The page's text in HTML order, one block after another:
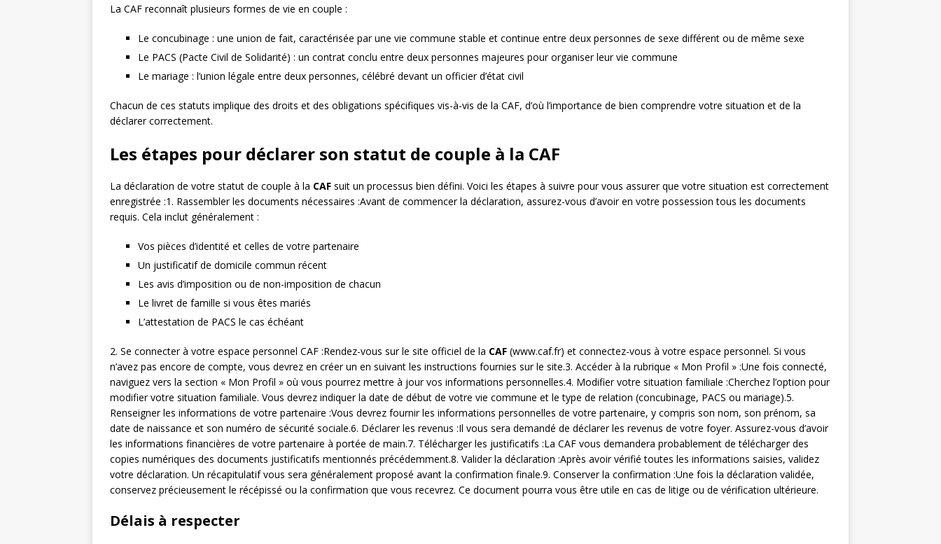
La CAF reconnaît plusieurs formes de vie en couple :
Le concubinage : une union de fait, caractérisée par une vie commune stable et continue entre deux personnes de sexe différent ou de même sexe
Le PACS (Pacte Civil de Solidarité) : un contrat conclu entre deux personnes majeures pour organiser leur vie commune
Le mariage : l’union légale entre deux personnes, célébré devant un officier d’état civil
Chacun de ces statuts implique des droits et des obligations spécifiques vis-à-vis de la CAF, d’où l’importance de bien comprendre votre situation et de la
déclarer correctement.
Les étapes pour déclarer son statut de couple à la CAF
La déclaration de votre statut de couple à la CAF suit un processus bien défini. Voici les étapes à suivre pour vous assurer que votre situation est correctement
enregistrée :1. Rassembler les documents nécessaires :Avant de commencer la déclaration, assurez-vous d’avoir en votre possession tous les documents
requis. Cela inclut généralement :
Vos pièces d’identité et celles de votre partenaire
Un justificatif de domicile commun récent
Les avis d’imposition ou de non-imposition de chacun
Le livret de famille si vous êtes mariés
L’attestation de PACS le cas échéant
2. Se connecter à votre espace personnel CAF :Rendez-vous sur le site officiel de la CAF (www.caf.fr) et connectez-vous à votre espace personnel. Si vous
n’avez pas encore de compte, vous devrez en créer un en suivant les instructions fournies sur le site.3. Accéder à la rubrique « Mon Profil » :Une fois connecté,
naviguez vers la section « Mon Profil » où vous pourrez mettre à jour vos informations personnelles.4. Modifier votre situation familiale :Cherchez l’option pour
modifier votre situation familiale. Vous devrez indiquer la date de début de votre vie commune et le type de relation (concubinage, PACS ou mariage).5.
Renseigner les informations de votre partenaire :Vous devrez fournir les informations personnelles de votre partenaire, y compris son nom, son prénom, sa
date de naissance et son numéro de sécurité sociale.6. Déclarer les revenus :Il vous sera demandé de déclarer les revenus de votre foyer. Assurez-vous d’avoir
les informations financières de votre partenaire à portée de main.7. Télécharger les justificatifs :La CAF vous demandera probablement de télécharger des
copies numériques des documents justificatifs mentionnés précédemment.8. Valider la déclaration :Après avoir vérifié toutes les informations saisies, validez
votre déclaration. Un récapitulatif vous sera généralement proposé avant la confirmation finale.9. Conserver la confirmation :Une fois la déclaration validée,
conservez précieusement le récépissé ou la confirmation que vous recevrez. Ce document pourra vous être utile en cas de litige ou de vérification ultérieure.
Délais à respecter